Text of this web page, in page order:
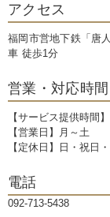
アクセス
福岡市営地下鉄「唐
車 徒歩1分
営業・対応時間
【サービス提供時間
【営業日】月～土
【定休日】日・祝日
電話
092-713-5438